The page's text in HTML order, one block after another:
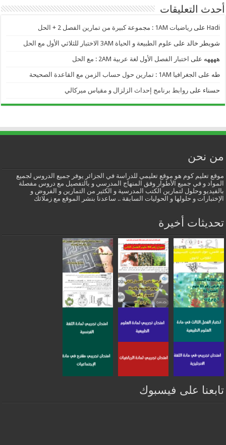
أحدث التعليقات
Hadi علىرياضيات 1AM : مجموعة كبيرة من تمارين الفصل 2 + الحل
شويطر خالد على علوم الطبيعة و الحياة 3AM الاختبار للثلاثي الأول مع الحل
ههههه على اختبار الفصل الأول لغة عربية 2AM : مع الحل
طه على الجغرافيا 1AM : تمارين حول حساب الزمن مع القاعدة الصحيحة
حسناء علىروابط برنامج إحداث الزلزال و مقياس ميركالي
من نحن
موقع تعليم كوم هو موقع تعليمي للدراسة في الجزائر يوفر جميع الدروس لجميع
المواد و في جميع الأطوار وفق المنهاج المدرسي و بالتفصيل مع دروس مفصلة
بالفيديو وحلول لتمارين الكتب المدرسية و الكثير من التمارين و الفروض و
الإختبارات و حلولها و الحوليات السابقة .. ساعدنا بنشر الموقع مع زملائك
تحديثات أخيرة
تابعنا على فيسبوك